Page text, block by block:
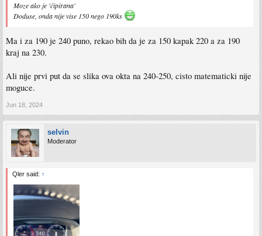
Moze ako je 'ćipirana'
Doduse, onda nije vise 150 nego 190ks
Ma i za 190 je 240 puno, rekao bih da je za 150 kapak 220 a za 190
kraj na 230.
Ali nije prvi put da se slika ova okta na 240-250, cisto matematicki nije
moguce.
Jun 18, 2024
selvin
Moderator
Qler said: ↑